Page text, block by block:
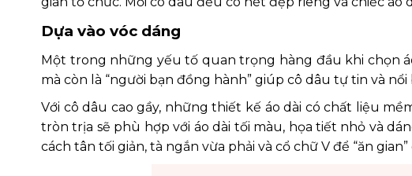
Dựa vào vóc dáng
Một trong những yếu tố quan trọng hàng đầu khi chọn
mà còn là “người bạn đồng hành” giúp cô dâu tự tin và
Với cô dâu cao gầy, những thiết kế áo dài có chất liệu
tròn trịa sẽ phù hợp với áo dài tối màu, họa tiết nhỏ và
cách tân tối giản, tà ngắn vừa phải và cổ chữ V để “ăn